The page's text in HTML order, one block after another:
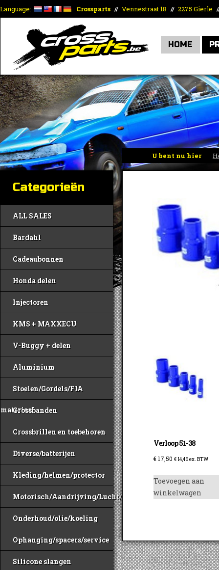
Language: Crossparts // Vennestraat 18 // 2275 Gierle
HOME
U bent nu hier
Categorieën
ALL SALES
Bardahl
Cadeaubonnen
Honda delen
Injectoren
KMS + MAXXECU
V-Buggy + delen
Aluminium
Stoelen/Gordels/FIA
materiaal
Crossbanden
Crossbrillen en toebehoren
Diverse/batterijen
Kleding/helmen/protector
Motorisch/Aandrijving/Lucht/Benzine
Onderhoud/olie/koeling
Ophanging/spacers/service
Silicone slangen
Verloop 51-38
€17,50 € 14,46ex. BTW
Toevoegen aan
winkelwagen